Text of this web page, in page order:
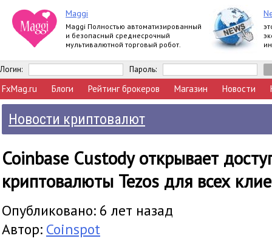
Maggi
Maggi Полностью автоматизированный
и безопасный среднесрочный
мультивалютной торговый робот.
Логин: Пароль:
FxMag.ru Блоги Рейтинг брокеров Магазин Новости
Новости криптовалют
Coinbase Custody открывает
криптовалюты Tezos для всех
Опубликовано: 6 лет назад
Автор: Coinspot